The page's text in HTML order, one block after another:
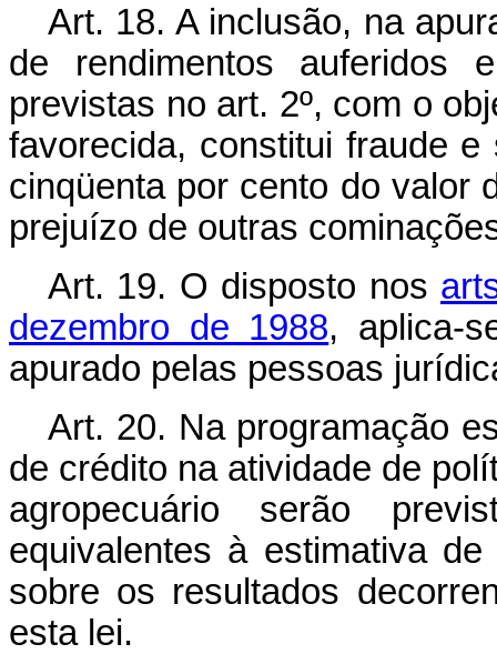
Art. 18. A inclusão, na
de rendimentos auferidos
previstas no art. 2º, com o
favorecida, constitui fraude
cinqüenta por cento do valor
prejuízo de outras
Art. 19. O disposto nos
dezembro de 1988, aplica-
apurado pelas pessoas
Art. 20. Na programação
de crédito na atividade de
agropecuário serão
equivalentes à estimativa
sobre os resultados
esta lei.